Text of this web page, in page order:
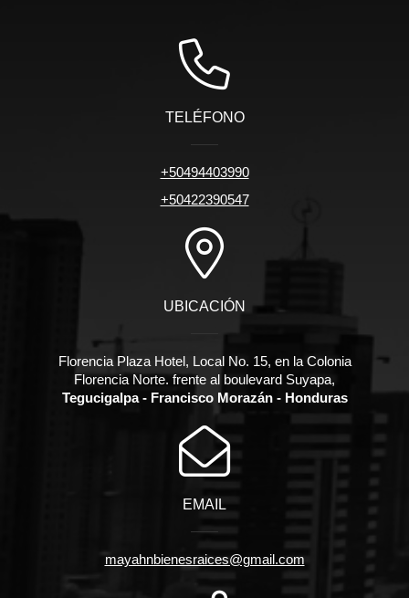
TELÉFONO
+50494403990
+50422390547
UBICACIÓN
Florencia Plaza Hotel, Local No. 15, en la Colonia
Florencia Norte. frente al boulevard Suyapa,
Tegucigalpa - Francisco Morazán - Honduras
EMAIL
mayahnbienesraices@gmail.com